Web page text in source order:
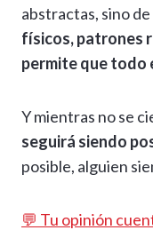
abstractas, sino de
físicos, patrones
permite que todo
Y mientras no se
seguirá siendo
posible, alguien
💬 Tu opinión